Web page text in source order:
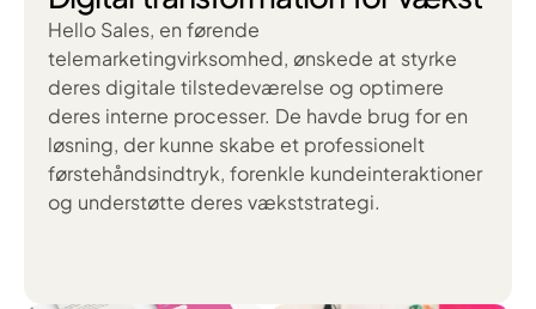
Hello Sales, en førende
telemarketingvirksomhed, ønskede at styrke
deres digitale tilstedeværelse og optimere
deres interne processer. De havde brug for en
løsning, der kunne skabe et professionelt
førstehåndsindtryk, forenkle kundeinteraktioner
og understøtte deres vækststrategi.